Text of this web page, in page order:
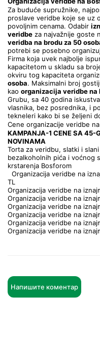
Za buduće supružnike,
proslave veridbe koje se uz
povoljnim cenama. Odabir
veridbe
veridba na brodu za 50
potrebi se posebno
Firma koja uvek najbolje
kapacitetom u skladu sa
okviru tog kapaciteta
osoba. Maksimalni broj
kao organizacija veridbe na
Grubu, sa 40 godina
vlasnika, bez posrednika, i
tekneleri kako bi se željeni
Cene organizacije veridbe
KAMPANJA-1 CENE SA 45-
NOVINAMA
Torta za veridbu, slatki i
bezalkoholnih pića i voćnog
krstarenja Bosforom
Organizacija veridbe na
TL
Organizacija veridbe na
Organizacija veridbe na
Organizacija veridbe na
Organizacija veridbe na
Organizacija veridbe na
Organizacija veridbe na
Напишите коментар